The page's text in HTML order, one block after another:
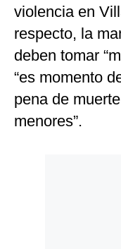
violencia en
respecto, la
deben tomar
“es momento
pena de
menores”.